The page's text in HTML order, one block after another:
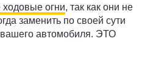
огни, так как они не
заменить по своей сути
автомобиля. ЭТО